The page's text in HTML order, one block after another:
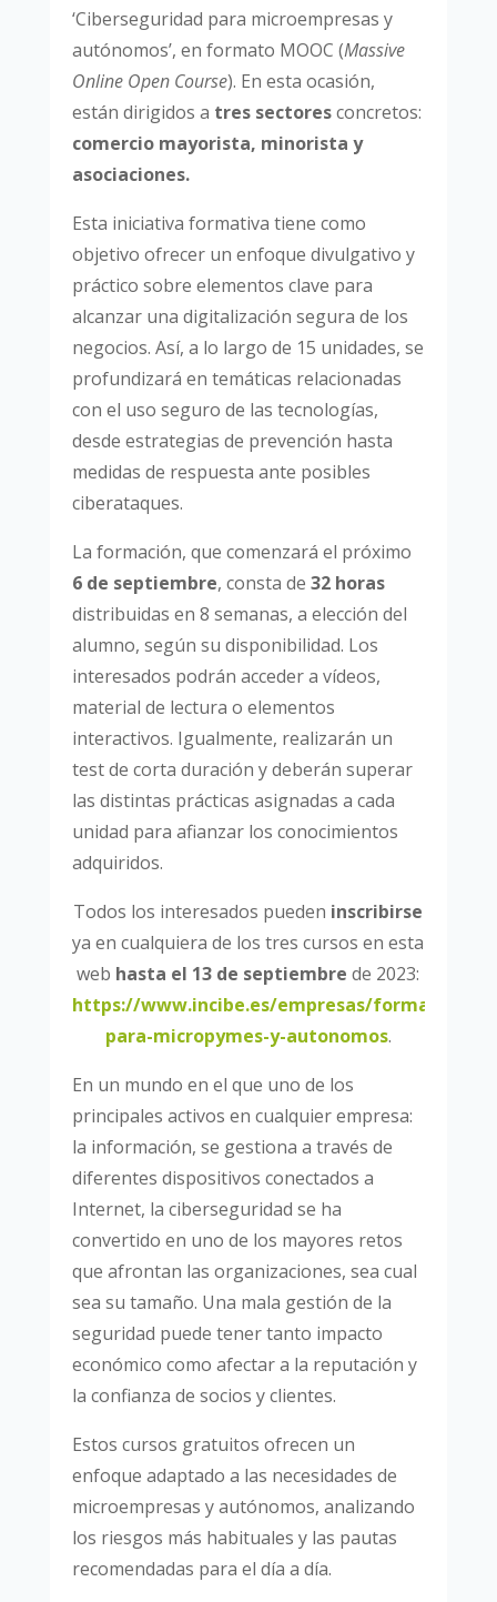
‘Ciberseguridad para microempresas y
autónomos’, en formato MOOC (Massive
Online Open Course). En esta ocasión,
están dirigidos a tres sectoresconcretos:
comercio mayorista, minorista y
asociaciones.
Esta iniciativa formativa tiene como
objetivo ofrecer un enfoque divulgativo y
práctico sobre elementos clave para
alcanzar una digitalización segura de los
negocios. Así, a lo largo de 15 unidades, se
profundizará en temáticas relacionadas
con el uso seguro de las tecnologías,
desde estrategias de prevención hasta
medidas de respuesta ante posibles
ciberataques.
La formación, que comenzará el próximo
6 de septiembre, consta de 32 horas
distribuidas en 8 semanas, a elección del
alumno, según su disponibilidad. Los
interesados podrán acceder a vídeos,
material de lectura o elementos
interactivos. Igualmente, realizarán un
test de corta duración y deberán superar
las distintas prácticas asignadas a cada
unidad para afianzar los conocimientos
adquiridos.
Todos los interesados pueden inscribirse
ya en cualquiera de los tres cursos en esta
web hasta el 13 de septiembre de 2023:
https://www.incibe.es/empresas/formacion/
para-micropymes-y-autonomos.
En un mundo en el que uno de los
principales activos en cualquier empresa:
la información, se gestiona a través de
diferentes dispositivos conectados a
Internet, la ciberseguridad se ha
convertido en uno de los mayores retos
que afrontan las organizaciones, sea cual
sea su tamaño. Una mala gestión de la
seguridad puede tener tanto impacto
económico como afectar a la reputación y
la confianza de socios y clientes.
Estos cursos gratuitos ofrecen un
enfoque adaptado a las necesidades de
microempresas y autónomos, analizando
los riesgos más habituales y las pautas
recomendadas para el día a día.